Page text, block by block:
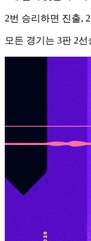
2번 승리하면 진출,
모든 경기는 3판 2선